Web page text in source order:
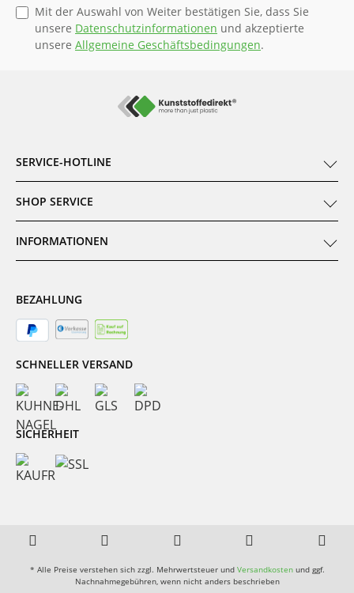
Mit der Auswahl von Weiter bestätigen Sie, dass Sie
unsere Datenschutzinformationen und akzeptierte
unsere Allgemeine Geschäftsbedingungen.
SERVICE-HOTLINE
SHOP SERVICE
INFORMATIONEN
BEZAHLUNG
SCHNELLER VERSAND
SICHERHEIT
* Alle Preise verstehen sich zzgl. Mehrwertsteuer und Versandkostenund ggf.
Nachnahmegebühren, wenn nicht anders beschrieben